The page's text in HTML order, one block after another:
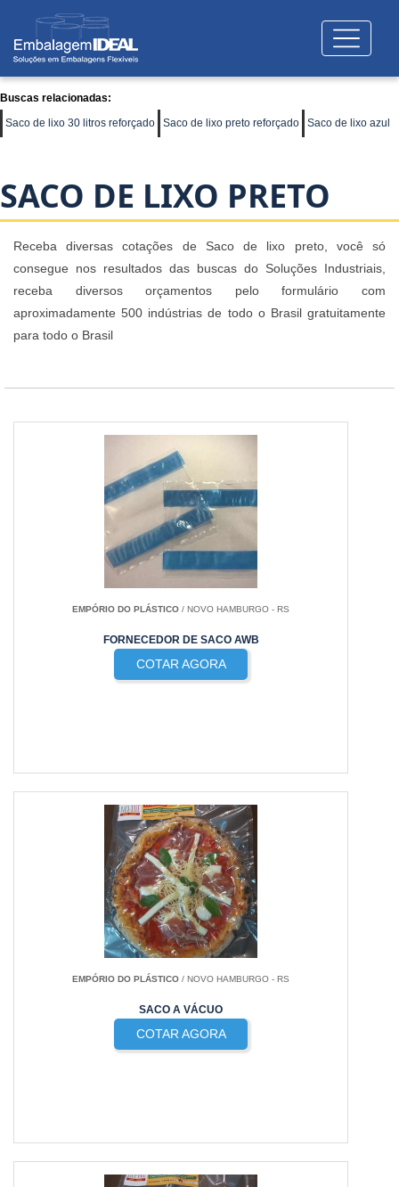
Buscas relacionadas:
Saco de lixo 30 litros reforçado
Saco de lixo preto reforçado Saco de lixo azul
SACO DE LIXO PRETO
Receba diversas cotações de Saco de lixo preto, você só
consegue nos resultados das buscas do Soluções Industriais,
receba diversos orçamentos pelo formulário com
aproximadamente 500 indústrias de todo o Brasil gratuitamente
para todo o Brasil
EMPÓRIO DO PLÁSTICO / NOVO HAMBURGO - RS
FORNECEDOR DE SACO AWB
COTAR AGORA
EMPÓRIO DO PLÁSTICO / NOVO HAMBURGO - RS
SACO A VÁCUO
COTAR AGORA